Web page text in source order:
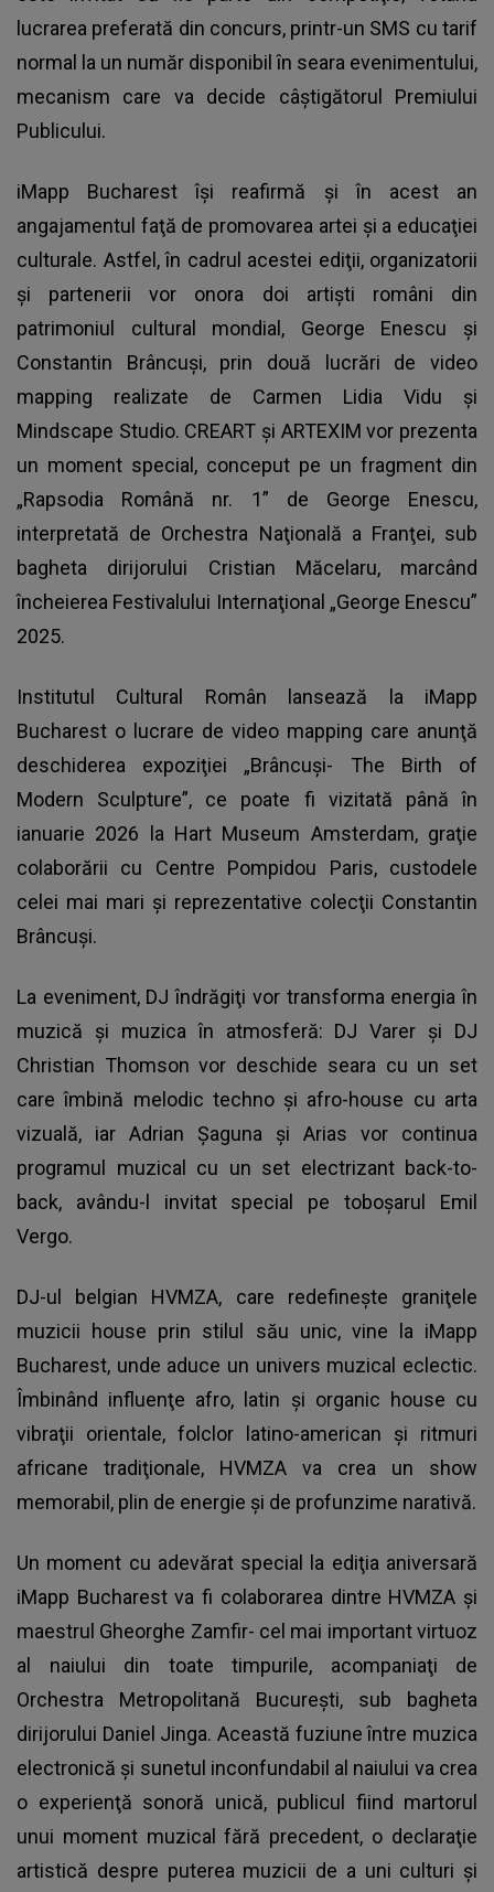
lucrarea preferată din concurs, printr-un SMS cu tarif
normal la un număr disponibil în seara evenimentului,
mecanism care va decide câştigătorul Premiului
Publicului.
iMapp Bucharest îşi reafirmă şi în acest an
angajamentul faţă de promovarea artei şi a educaţiei
culturale. Astfel, în cadrul acestei ediţii, organizatorii
şi partenerii vor onora doi artişti români din
patrimoniul cultural mondial, George Enescu şi
Constantin Brâncuşi, prin două lucrări de video
mapping realizate de Carmen Lidia Vidu şi
Mindscape Studio. CREART şi ARTEXIM vor prezenta
un moment special, conceput pe un fragment din
„Rapsodia Română nr. 1” de George Enescu,
interpretată de Orchestra Naţională a Franţei, sub
bagheta dirijorului Cristian Măcelaru, marcând
încheierea Festivalului Internaţional „George Enescu”
2025.
Institutul Cultural Român lansează la iMapp
Bucharest o lucrare de video mapping care anunţă
deschiderea expoziţiei „Brâncuşi- The Birth of
Modern Sculpture”, ce poate fi vizitată până în
ianuarie 2026 la Hart Museum Amsterdam, graţie
colaborării cu Centre Pompidou Paris, custodele
celei mai mari şi reprezentative colecţii Constantin
Brâncuşi.
La eveniment, DJ îndrăgiţi vor transforma energia în
muzică şi muzica în atmosferă: DJ Varer şi DJ
Christian Thomson vor deschide seara cu un set
care îmbină melodic techno şi afro-house cu arta
vizuală, iar Adrian Şaguna şi Arias vor continua
programul muzical cu un set electrizant back-to-
back, avându-l invitat special pe toboşarul Emil
Vergo.
DJ-ul belgian HVMZA, care redefineşte graniţele
muzicii house prin stilul său unic, vine la iMapp
Bucharest, unde aduce un univers muzical eclectic.
Îmbinând influenţe afro, latin şi organic house cu
vibraţii orientale, folclor latino-american şi ritmuri
africane tradiţionale, HVMZA va crea un show
memorabil, plin de energie şi de profunzime narativă.
Un moment cu adevărat special la ediţia aniversară
iMapp Bucharest va fi colaborarea dintre HVMZA şi
maestrul Gheorghe Zamfir- cel mai important virtuoz
al naiului din toate timpurile, acompaniaţi de
Orchestra Metropolitană Bucureşti, sub bagheta
dirijorului Daniel Jinga. Această fuziune între muzica
electronică şi sunetul inconfundabil al naiului va crea
o experienţă sonoră unică, publicul fiind martorul
unui moment muzical fără precedent, o declaraţie
artistică despre puterea muzicii de a uni culturi şi